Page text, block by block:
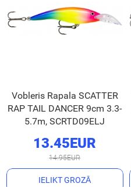
Vobleris Rapala SCATTER
RAP TAIL DANCER 9cm 3.3-
5.7m, SCRTD09ELJ
13.45EUR
14.95EUR
IELIKT GROZĀ